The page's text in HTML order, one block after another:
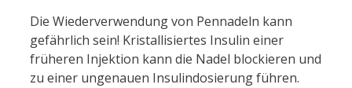
Die Wiederverwendung von Pennadeln kann
gefährlich sein! Kristallisiertes Insulin einer
früheren Injektion kann die Nadel blockieren und
zu einer ungenauen Insulindosierung führen.